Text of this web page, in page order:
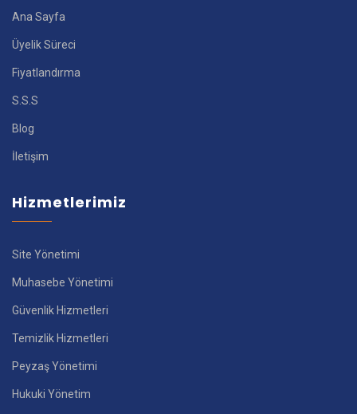
Ana Sayfa
Üyelik Süreci
Fiyatlandırma
S.S.S
Blog
İletişim
Hizmetlerimiz
Site Yönetimi
Muhasebe Yönetimi
Güvenlik Hizmetleri
Temizlik Hizmetleri
Peyzaş Yönetimi
Hukuki Yönetim